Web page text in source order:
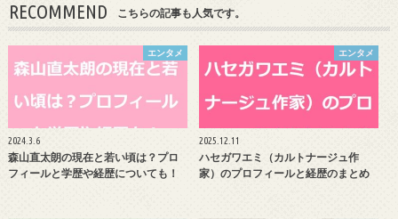
RECOMMEND こちらの記事も人気です。
エンタメ
2024.3.6
森山直太朗の現在と若い頃は？プロ
フィールと学歴や経歴についても！
エンタメ
2025.12.11
ハセガワエミ（カルトナージュ作
家）のプロフィールと経歴のまとめ